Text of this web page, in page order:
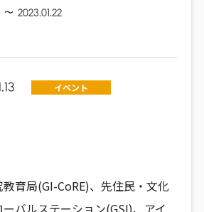
〜 2023.01.22
イベント
育局(GI-CoRE)、先住民・文化
バルステーション(GSI)、アイ